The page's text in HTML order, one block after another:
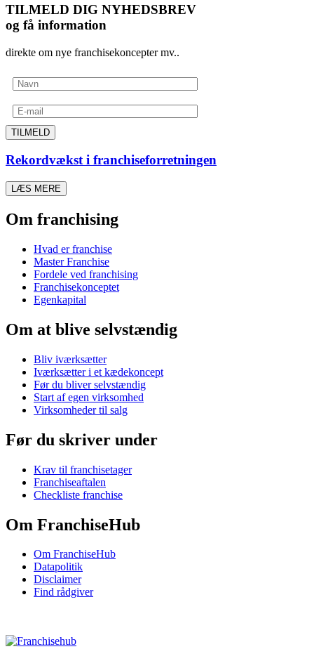
TILMELD DIG NYHEDSBREV
og få information
direkte om nye franchisekoncepter mv..
TILMELD
Rekordvækst i franchiseforretningen
LÆS MERE
Om franchising
Hvad er franchise
Master Franchise
Fordele ved franchising
Franchisekonceptet
Egenkapital
Om at blive selvstændig
Bliv iværksætter
Iværksætter i et kædekoncept
Før du bliver selvstændig
Start af egen virksomhed
Virksomheder til salg
Før du skriver under
Krav til franchisetager
Franchiseaftalen
Checkliste franchise
Om FranchiseHub
Om FranchiseHub
Datapolitik
Disclaimer
Find rådgiver